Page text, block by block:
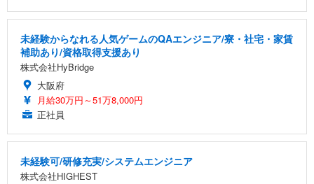
未経験からなれる人気ゲームのQAエンジニア/寮・社宅・家賃
補助あり/資格取得支援あり
株式会社HyBridge
大阪府
月給30万円～51万8,000円
正社員
未経験可/研修充実/システムエンジニア
株式会社HIGHEST